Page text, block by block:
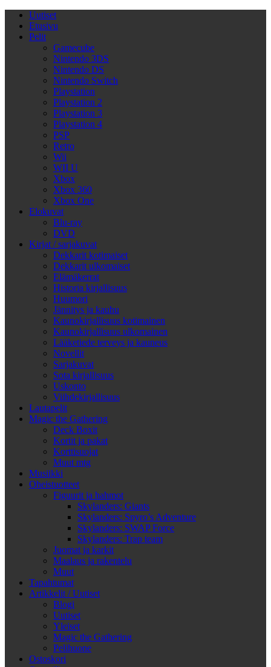
Uutiset
Etusivu
Pelit
Gamecube
Nintendo 3DS
Nintendo DS
Nintendo Switch
Playstation
Playstation 2
Playstation 3
Playstation 4
PSP
Retro
Wii
WII U
Xbox
Xbox 360
Xbox One
Elokuvat
Blu-ray
DVD
Kirjat / sarjakuvat
Dekkarit kotimaiset
Dekkarit ulkomaiset
Elämäkerrat
Historia kirjallisuus
Huumori
Jännitys ja kauhu
Kaunokirjallisuus kotimainen
Kaunokirjallisuus ulkomainen
Lääketiede terveys ja kauneus
Novellit
Sarjakuvat
Sota kirjallisuus
Uskonto
Viihdekirjallisuus
Lautapelit
Magic the Gathering
Deck Boxit
Kortit ja pakat
Korttisuojat
Muut mtg
Musiikki
Oheistuotteet
Figuurit ja hahmot
Skylanders: Giants
Skylanders: Spyro’s Adventure
Skylanders: SWAP Force
Skylanders: Trap team
Juomat ja karkit
Maalaus ja rakentelu
Muut
Tapahtumat
Artikkelit / Uutiset
Blogi
Uutiset
Yleiset
Magic the Gathering
Pelihuone
Ostoskori